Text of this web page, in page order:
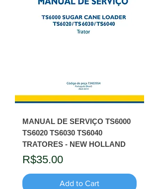
MANUAL DE SERVIÇO TS6000
TS6020 TS6030 TS6040
TRATORES - NEW HOLLAND
Price
R$35.00
Add to Cart